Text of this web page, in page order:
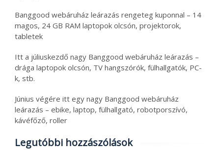
Banggood webáruház leárazás rengeteg kuponnal – 14
magos, 24 GB RAM laptopok olcsón, projektorok,
tabletek
Itt a júliuskezdő nagy Banggood webáruház leárazás –
drága laptopok olcsón, TV hangszórók, fülhallgatók, PC-
k, stb.
Június végére itt egy nagy Banggood webáruház
leárazás – ebike, laptop, fülhallgató, robotporszívó,
kávéfőző, roller
Legutóbbi hozzászólások